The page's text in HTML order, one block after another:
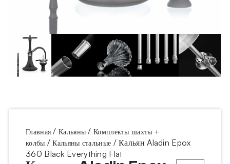
Главная /Кальяны /Комплекты шахты +
колбы /Кальяны стальные / Кальян Aladin Epox
360 Black Everything Flat